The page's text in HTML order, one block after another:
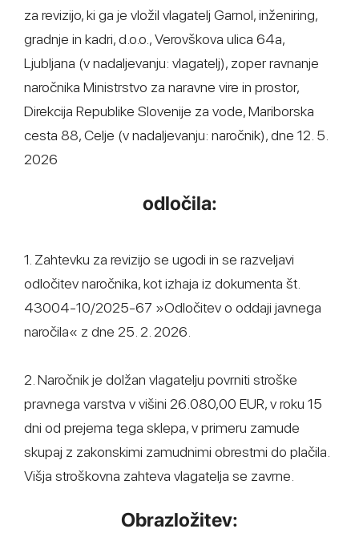
za revizijo, ki ga je vložil vlagatelj Garnol, inženiring,
gradnje in kadri, d.o.o., Verovškova ulica 64a,
Ljubljana (v nadaljevanju: vlagatelj), zoper ravnanje
naročnika Ministrstvo za naravne vire in prostor,
Direkcija Republike Slovenije za vode, Mariborska
cesta 88, Celje (v nadaljevanju: naročnik), dne 12. 5.
2026
odločila:
1. Zahtevku za revizijo se ugodi in se razveljavi
odločitev naročnika, kot izhaja iz dokumenta št.
43004-10/2025-67 »Odločitev o oddaji javnega
naročila« z dne 25. 2. 2026.
2. Naročnik je dolžan vlagatelju povrniti stroške
pravnega varstva v višini 26.080,00 EUR, v roku 15
dni od prejema tega sklepa, v primeru zamude
skupaj z zakonskimi zamudnimi obrestmi do plačila.
Višja stroškovna zahteva vlagatelja se zavrne.
Obrazložitev: